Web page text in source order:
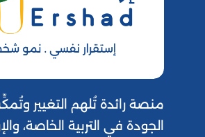
منصة رائدة تُلهم التغيير
الجودة في التربية الخاصة،